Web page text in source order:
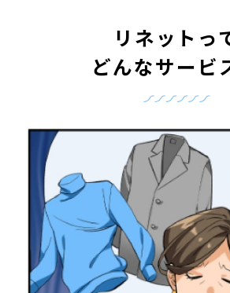
リネットっ
どんなサービ